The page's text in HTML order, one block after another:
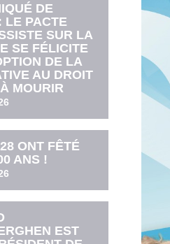
DE
LE PACTE
SUR LA
SE FÉLICITE
DE LA
AU DROIT
MOURIR
ONT FÊTÉ
ANS !
EST